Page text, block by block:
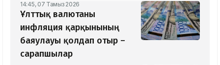
14:45, 07 Тамыз 2026
Ұлттық валютаны
инфляция қарқынының
баяулауы қолдап отыр –
сарапшылар